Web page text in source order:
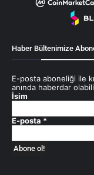
Haber Bültenimize
E-posta aboneliği ile
anında haberdar
İsim
E-posta *